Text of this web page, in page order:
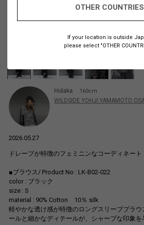
OTHER COUNTRIES
If your location is outside
please select "OTHER
Hidaka 160cm
WILDSIDE YOHJI YAMAMOTO
2026.05.27
ドレープが特徴のフェミニンなコーディネート
■ブラウス/ Product No : LK-B02-022
color : ブラック
size : S
material : 90% Cotton 10％ silk
軽やかな透け感が特徴のロングスリーブブラ
ールと細かなディテールが、シャープな印象を